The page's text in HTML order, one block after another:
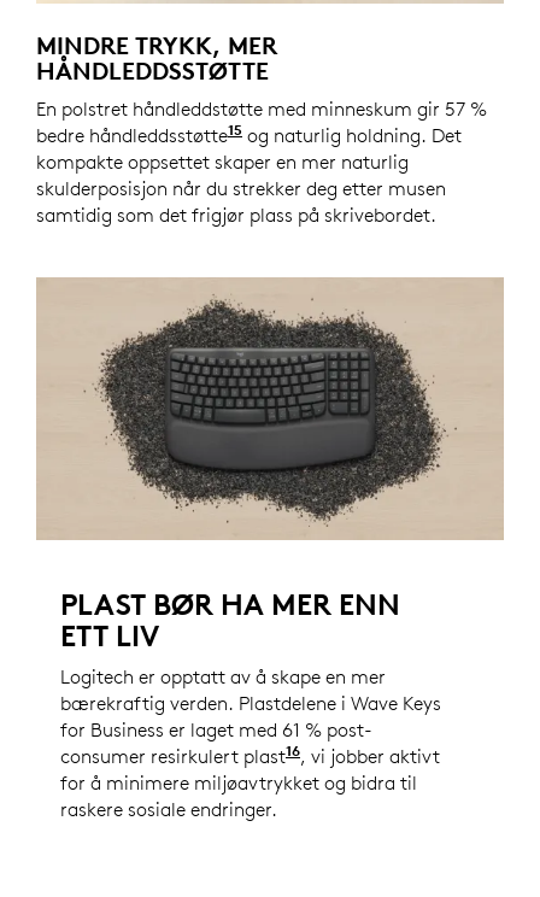
MINDRE TRYKK, MER
HÅNDLEDDSSTØTTE
En polstret håndleddstøtte med minneskum gir 57 %
bedre håndleddsstøtte15 Sammenlignet med et
og naturlig holdning. Det
kompakte oppsettet skaper en mer naturlig
skulderposisjon når du strekker deg etter musen
samtidig som det frigjør plass på skrivebordet.
PLAST BØR HA MER ENN
ETT LIV
Logitech er opptatt av å skape en mer
bærekraftig verden. Plastdelene i Wave Keys
for Business er laget med 61 % post-
consumer resirkulert plast16Omfatter ikke plast i
, vi jobber aktivt
for å minimere miljøavtrykket og bidra til
raskere sosiale endringer.